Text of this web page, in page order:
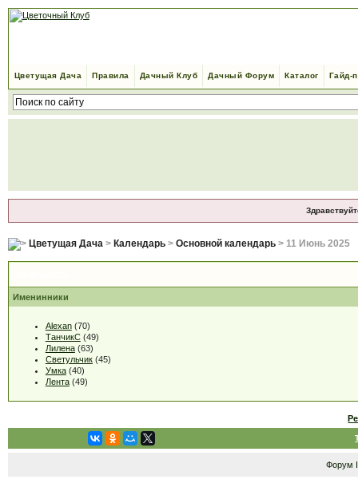
Цветущая Дача Правила Дачный Клуб Дачный Форум Каталог Гайд-
Цветущая Дача> Календарь> Основной календарь> 11 Июнь 2025
Именинники
Alexan(70)
ТанчикС(49)
Лилена(63)
Светульчик(45)
Умка(40)
Лента(49)
Форум